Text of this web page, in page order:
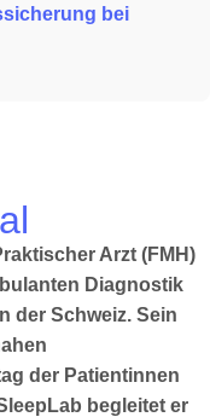
bei
Arzt (FMH)
Diagnostik
der Schweiz. Sein
der Patientinnen
begleitet er